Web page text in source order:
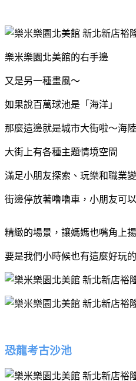
樂米樂園北美館的右手邊
又是另一種畫風～
如果說百萬球池是「海洋」
那麼這邊就是城市大街啦～海
大街上有各種主題情境空間
滿足小朋友探索、玩樂和職業
街邊停放著嚕嚕車，小朋友可
精緻的場景，讓媽媽也嘴角上揚
要是我們小時候也有這麼好玩
恐龍考古沙池